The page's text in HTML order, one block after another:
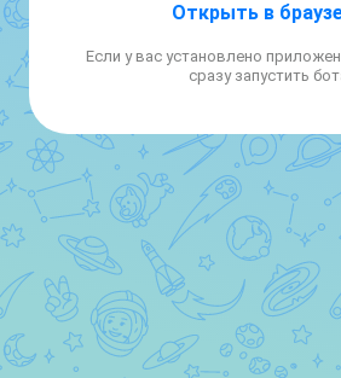
Открыть в
Если у вас установлено
сразу запустить